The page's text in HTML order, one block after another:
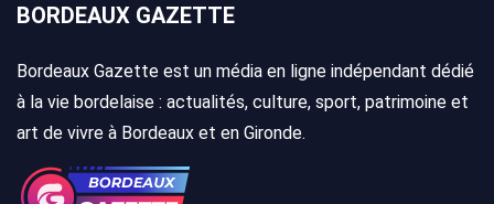
BORDEAUX GAZETTE
Bordeaux Gazette est un média en ligne indépendant dédié
à la vie bordelaise : actualités, culture, sport, patrimoine et
art de vivre à Bordeaux et en Gironde.